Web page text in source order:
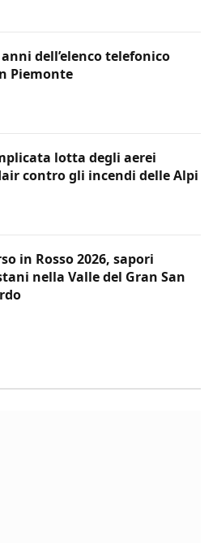
dell’elenco telefonico
Piemonte
lotta degli aerei
contro gli incendi delle Alpi
in Rosso 2026, sapori
nella Valle del Gran San